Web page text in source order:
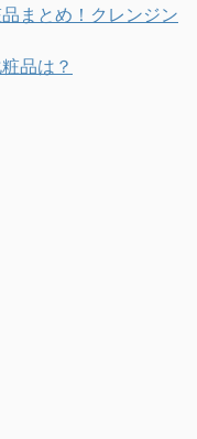
まとめ！クレンジン
品は？